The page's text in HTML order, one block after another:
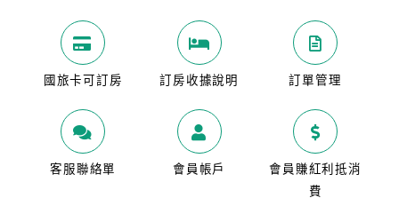
國旅卡可訂房 訂房收據說明 訂單管理
客服聯絡單 會員帳戶
會員賺紅利抵消
費